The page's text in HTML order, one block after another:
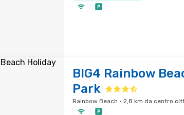
BIG4 Rainbow
Park
Rainbow Beach · 2,8 km da centro